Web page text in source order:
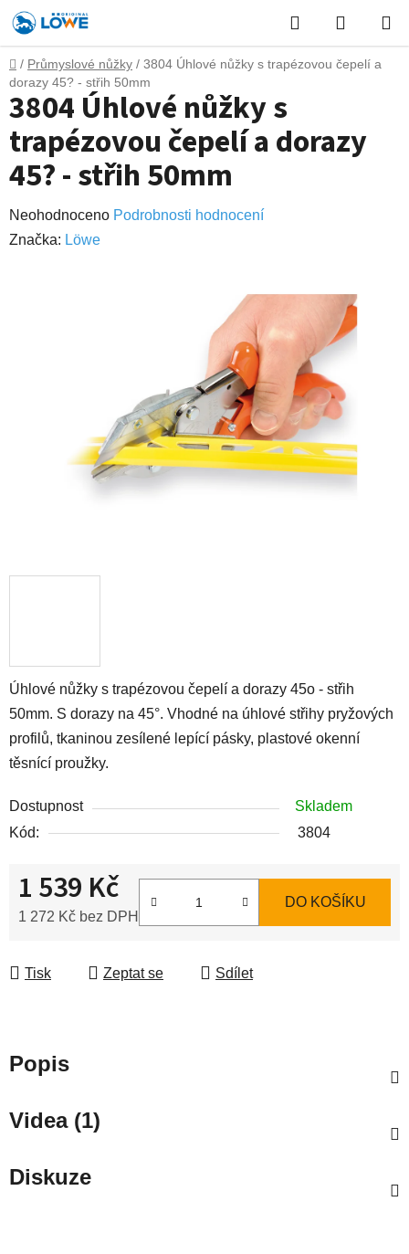
Přejít
na
obsah
Hledat
KOŠÍK
Domů
/ Průmyslové nůžky / 3804 Úhlové nůžky s trapézovou čepelí a
dorazy 45? - střih 50mm
Úhlové nůžky s trapézovou čepelí a dorazy 45o - střih
50mm. S dorazy na 45°. Vhodné na úhlové střihy pryžových
profilů, tkaninou zesílené lepící pásky, plastové okenní
těsnící proužky.
Dostupnost
Skladem
Kód:
3804
1 539 Kč
1 272 Kč bez DPH
DO KOŠÍKU
Tisk Zeptat se Sdílet
3804 Úhlové nůžky s
trapézovou čepelí a dorazy
45? - střih 50mm
Průměrné
hodnocení
Neohodnoceno Podrobnosti hodnocení
Značka: Lӧwe
Popis
Videa (1)
Diskuze